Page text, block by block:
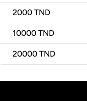
2000 TND
10000 TND
20000 TND